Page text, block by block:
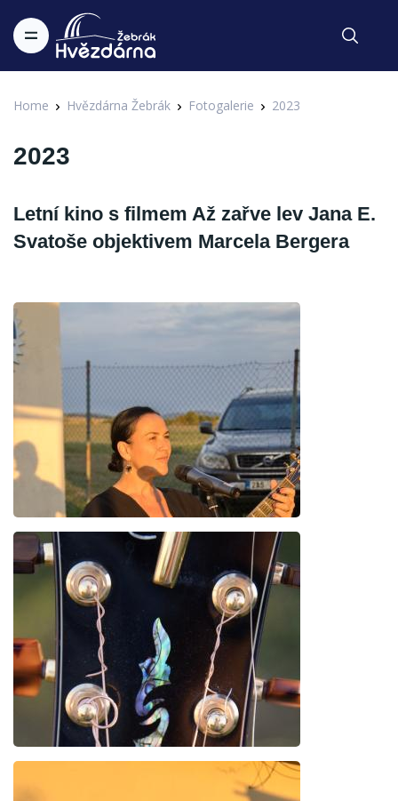
Home Hvězdárna Žebrák Fotogalerie 2023
2023
Letní kino s filmem Až zařve lev Jana E.
Svatoše objektivem Marcela Bergera